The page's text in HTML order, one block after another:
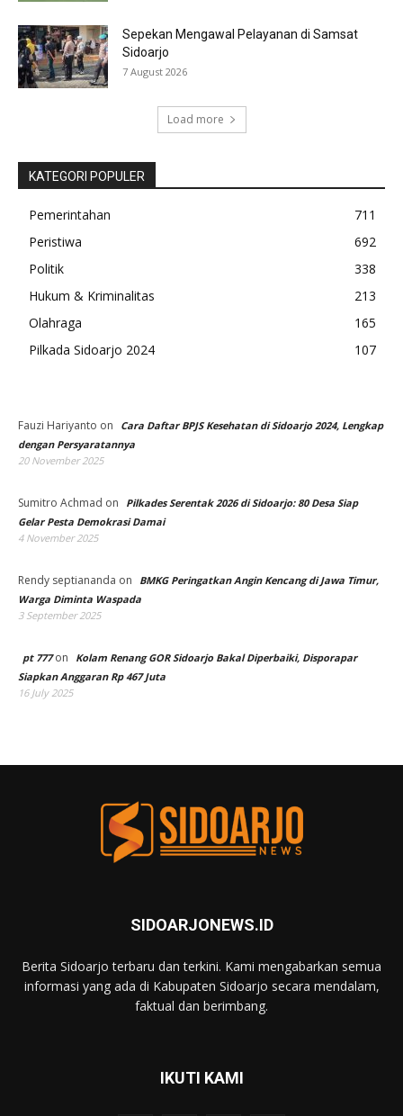
Sepekan Mengawal Pelayanan di Samsat
Sidoarjo
7 August 2026
Load more
KATEGORI POPULER
Pemerintahan
711
Peristiwa
692
Politik
338
Hukum & Kriminalitas
213
Olahraga
165
Pilkada Sidoarjo 2024
107
Fauzi Hariyanto on
Cara Daftar BPJS Kesehatan di Sidoarjo 2024, Lengkap
dengan Persyaratannya
20 November 2025
Sumitro Achmad on
Pilkades Serentak 2026 di Sidoarjo: 80 Desa Siap
Gelar Pesta Demokrasi Damai
4 November 2025
Rendy septiananda on
BMKG Peringatkan Angin Kencang di Jawa Timur,
Warga Diminta Waspada
3 September 2025
pt 777on
Kolam Renang GOR Sidoarjo Bakal Diperbaiki, Disporapar
Siapkan Anggaran Rp 467 Juta
16 July 2025
SIDOARJONEWS.ID
Berita Sidoarjo terbaru dan terkini. Kami mengabarkan semua
informasi yang ada di Kabupaten Sidoarjo secara mendalam,
faktual dan berimbang.
IKUTI KAMI